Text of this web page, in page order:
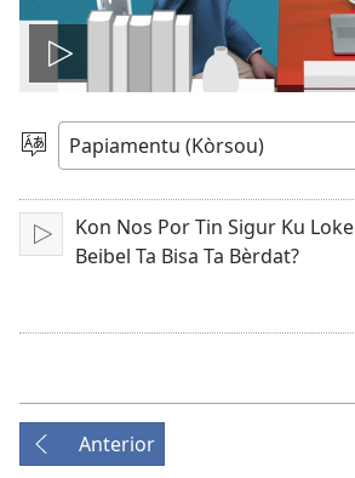
Pasa
vidio
Skohe
Idioma
Play
Kon Nos Por Tin Sigur Ku Loke
Beibel Ta Bisa Ta Bèrdat?
Anterior